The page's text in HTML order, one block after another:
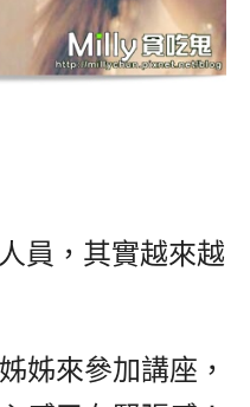
員，其實越來越
姊來參加講座，